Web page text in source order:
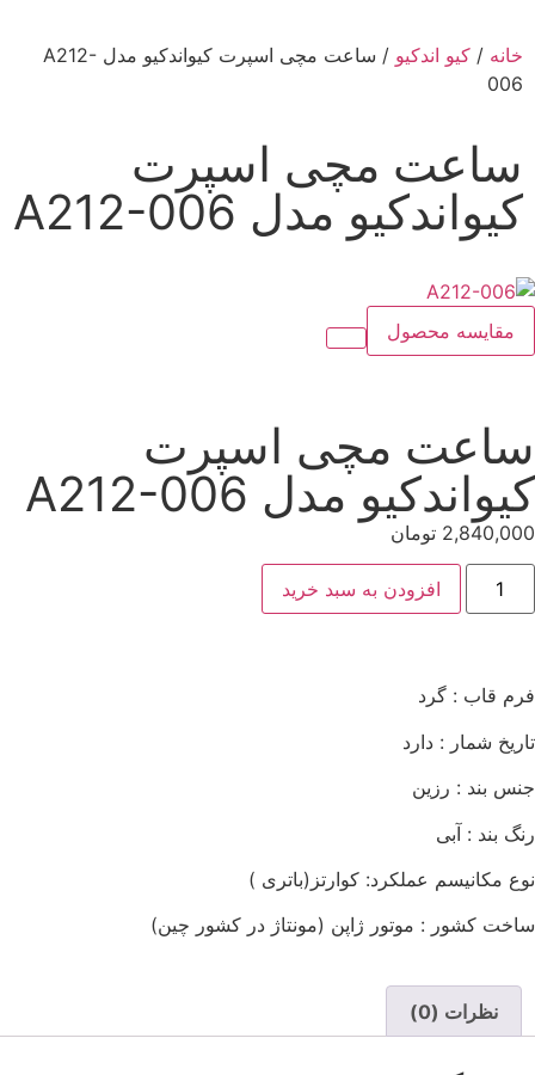
خانه / کیو اندکیو
/ ساعت مچی اسپرت کیواندکیو مدل A212-
006
ساعت مچی اسپرت
کیواندکیو مدل A212-006
مقایسه محصول
ساعت مچی اسپرت
کیواندکیو مدل A212-006
2,840,000 تومان
افزودن به سبد خرید
فرم قاب : گرد
تاریخ شمار : دارد
جنس بند : رزین
رنگ بند : آبی
نوع مکانیسم عملکرد: کوارتز(باتری )
ساخت کشور : موتور ژاپن (مونتاژ در کشور چین)
نظرات (0)